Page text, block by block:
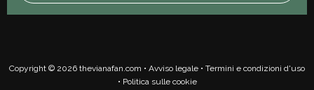
Copyright © 2026 thevianafan.com • Avviso legale • Termini e condizioni d'uso
• Politica sulle cookie